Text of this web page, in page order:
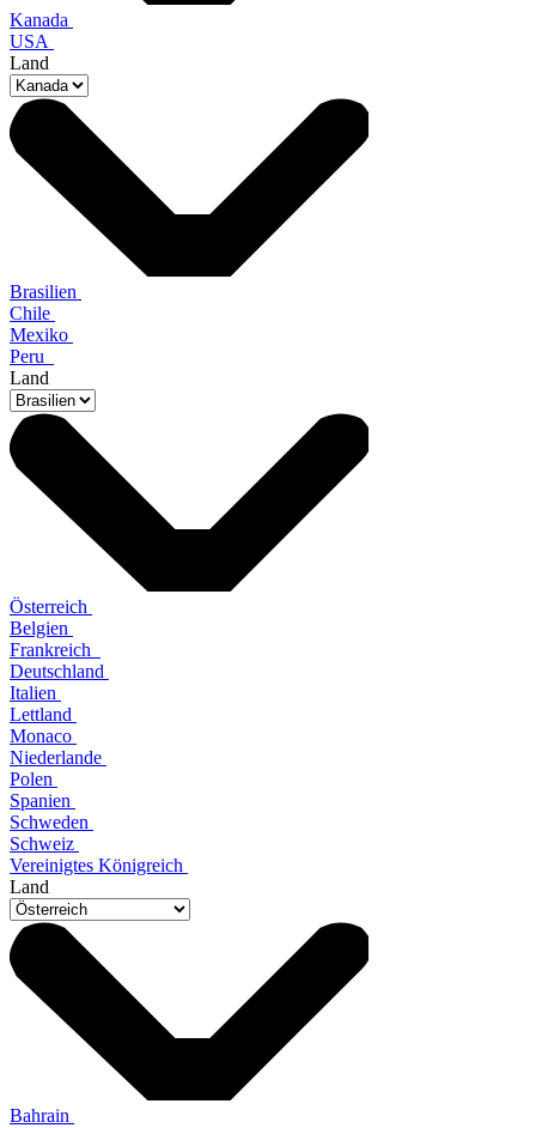
Kanada
USA
Land
Brasilien
Chile
Mexiko
Peru
Land
Österreich
Belgien
Frankreich
Deutschland
Italien
Lettland
Monaco
Niederlande
Polen
Spanien
Schweden
Schweiz
Vereinigtes Königreich
Land
Bahrain